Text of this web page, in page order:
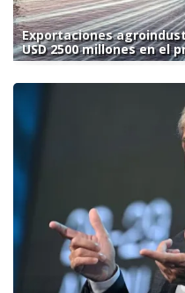
Exportaciones
USD 2500 millones en el